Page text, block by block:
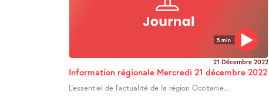
5 min
21 Décembre 2022
Information régionale Mercredi 21 décembre 2022
L’essentiel de l’actualité de la région Occitanie...